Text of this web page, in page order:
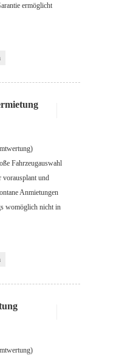
ermöglicht
Fahrzeugauswahl
vorausplant und
Anmietungen
womöglich nicht in